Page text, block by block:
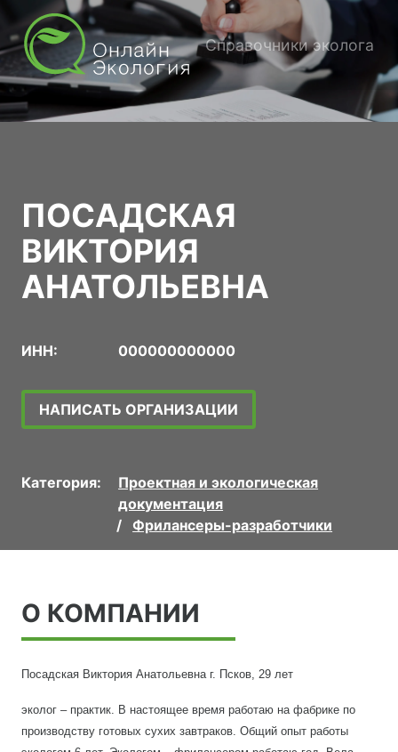
Справочники эколога
ПОСАДСКАЯ
ВИКТОРИЯ
АНАТОЛЬЕВНА
ИНН: 000000000000
НАПИСАТЬ ОРГАНИЗАЦИИ
Категория:
Проектная и экологическая
документация
Фрилансеры-разработчики
О КОМПАНИИ
Посадская Виктория Анатольевна г. Псков, 29 лет
эколог – практик. В настоящее время работаю на фабрике по
производству готовых сухих завтраков. Общий опыт работы